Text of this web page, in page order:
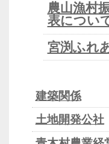
農山漁村
表につい
宮渕ふれ
建築関係
土地開発公社